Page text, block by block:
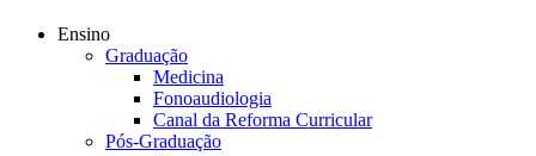
Ensino
Graduação
Medicina
Fonoaudiologia
Canal da Reforma Curricular
Pós-Graduação